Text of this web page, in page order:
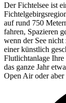
Der Fichtelsee ist
auf rund 750
fahren, Spazieren
wenn der See
einer künstlich
Flutlichtanlage Ihre
das ganze Jahr
Open Air oder